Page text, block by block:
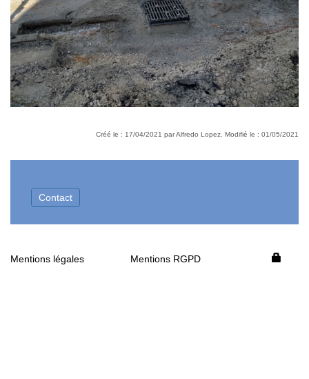
Créé le : 17/04/2021 par Alfredo Lopez. Modifié le : 01/05/2021
Contact
Mentions légales Mentions RGPD